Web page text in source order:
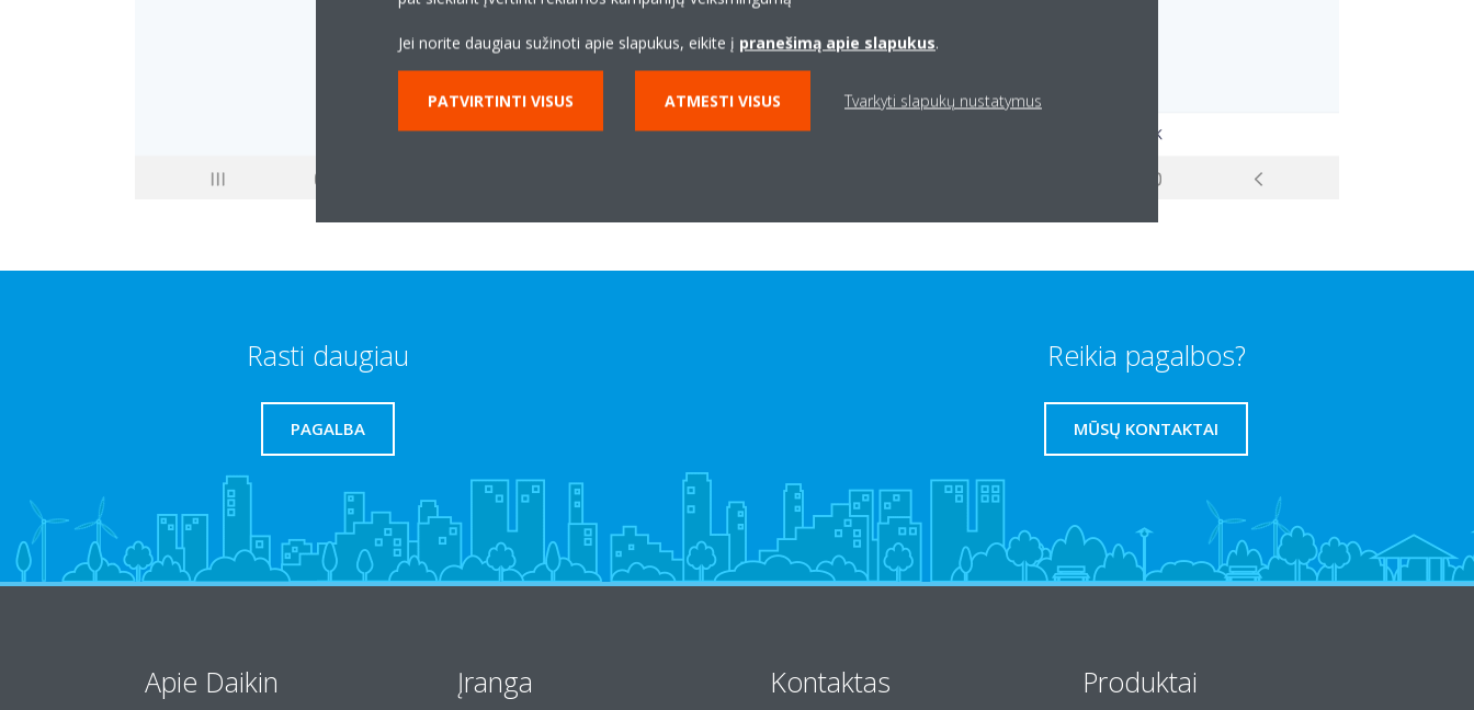
Rasti daugiau
PAGALBA
Reikia pagalbos?
MŪSŲ KONTAKTAI
Apie Daikin Įranga Kontaktas Produktai
Jei norite daugiau sužinoti apie slapukus, eikite į pranešimą apie slapukus.
PATVIRTINTI VISUS ATMESTI VISUS Tvarkyti slapukų nustatymus